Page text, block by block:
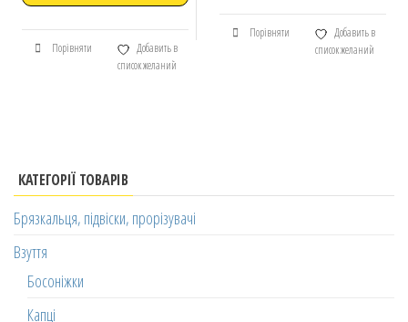
Порівняти
Добавить в
список желаний
Порівняти
Добавить в
список желаний
КАТЕГОРІЇ ТОВАРІВ
Брязкальця, підвіски, прорізувачі
Взуття
Босоніжки
Капці